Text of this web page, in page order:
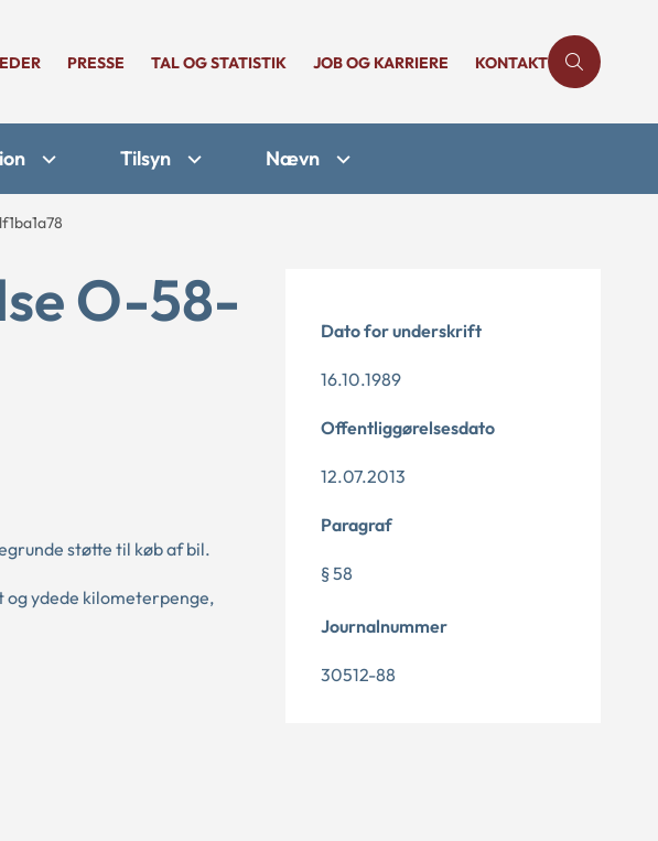
PRESSE TAL OG STATISTIK JOB OG KARRIERE KONTAKT
Tilsyn Nævn
O-58-
støtte til køb af bil.
ydede kilometerpenge,
Dato for underskrift
16.10.1989
Offentliggørelsesdato
12.07.2013
Paragraf
§ 58
Journalnummer
30512-88